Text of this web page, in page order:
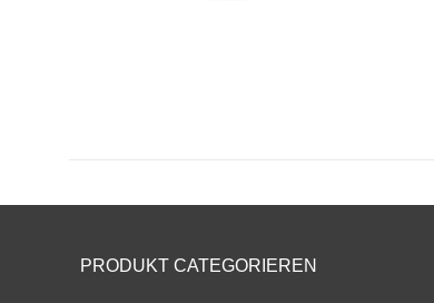
PRODUKT CATEGORIEREN